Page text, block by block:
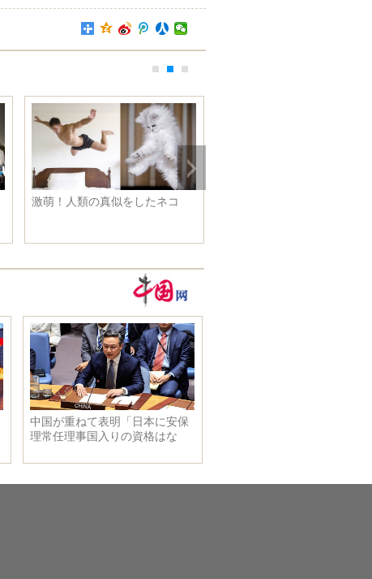
激萌！人類の真似をしたネコ